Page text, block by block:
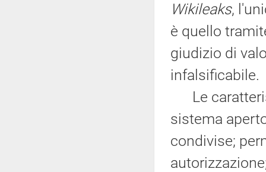
Wikileaks,
è quello
giudizio di
infalsificabile.
Le
sistema
condivise;